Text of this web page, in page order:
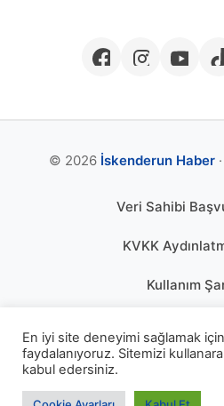
© 2026 İskenderun Haber
Veri Sahibi
KVKK
Kullanım
Çerez
KÜNYE
En iyi site deneyimi sağlamak
faydalanıyoruz. Sitemizi
kabul edersiniz.